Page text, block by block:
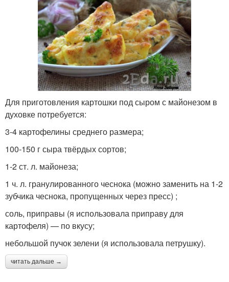
Для приготовления картошки под сыром с майонезом в
духовке потребуется:
3-4 картофелины среднего размера;
100-150 г сыра твёрдых сортов;
1-2 ст. л. майонеза;
1 ч. л. гранулированного чеснока (можно заменить на 1-2
зубчика чеснока, пропущенных через пресс) ;
соль, приправы (я использовала приправу для
картофеля) — по вкусу;
небольшой пучок зелени (я использовала петрушку).
читать дальше →